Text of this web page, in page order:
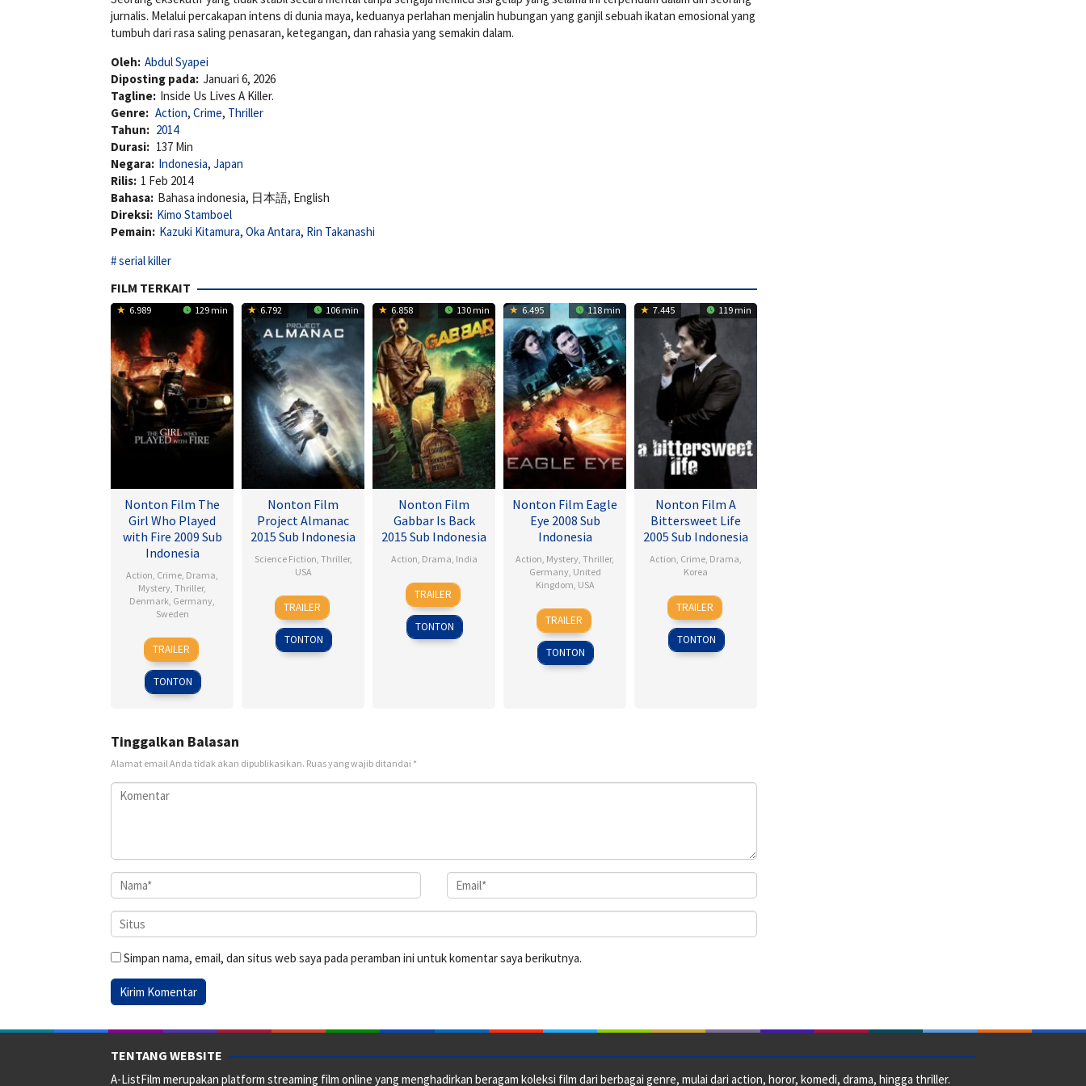
jurnalis. Melalui percakapan intens di dunia maya, keduanya perlahan menjalin hubungan yang ganjil sebuah ikatan emosional yang
tumbuh dari rasa saling penasaran, ketegangan, dan rahasia yang semakin dalam.
Oleh: Abdul Syapei
Diposting pada: Januari 6, 2026
Tagline: Inside Us Lives A Killer.
Genre: Action, Crime, Thriller
Tahun: 2014
Durasi: 137 Min
Negara: Indonesia, Japan
Rilis: 1 Feb 2014
Bahasa: Bahasa indonesia, 日本語, English
Direksi: Kimo Stamboel
Pemain: Kazuki Kitamura, Oka Antara, Rin Takanashi
serial killer
FILM TERKAIT
6.989 129 min
Nonton Film The
Girl Who Played
with Fire 2009 Sub
Indonesia
Action Crime Drama
Mystery Thriller,
Denmark Germany
Sweden
18
Sep
2009
Daniel
Alfredson
TRAILER
TONTON
6.792 106 min
Nonton Film
Project Almanac
2015 Sub Indonesia
Science Fiction Thriller,
USA
28
Jan
2015
Dean
Israelite
TRAILER
TONTON
6.858 130 min
Nonton Film
Gabbar Is Back
2015 Sub Indonesia
Action Drama India
1
May
2015
Radha
Krishna
Jagarlamudi
TRAILER
TONTON
6.495 118 min
Nonton Film Eagle
Eye 2008 Sub
Indonesia
Action Mystery Thriller,
Germany, United
Kingdom USA
25
Sep
2008
D.J.
Caruso
TRAILER
TONTON
7.445 119 min
Nonton Film A
Bittersweet Life
2005 Sub Indonesia
Action Crime Drama
Korea
1
Apr
2005
Kim
Jee-
woon
TRAILER
TONTON
Tinggalkan Balasan
Alamat email Anda tidak akan dipublikasikan. Ruas yang wajib ditandai *
Simpan nama, email, dan situs web saya pada peramban ini untuk komentar saya berikutnya.
TENTANG WEBSITE
A-ListFilm merupakan platform streaming film online yang menghadirkan beragam koleksi film dari berbagai genre, mulai dari action, horor, komedi, drama, hingga thriller.